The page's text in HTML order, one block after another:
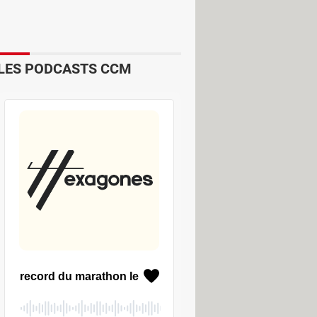
ou symboles, accessibles de
le symbole en haut à gauche ;
demande un peu de
et bien plus rapide à la saisie
de recherche, comme celle de
bien qu'elle date de 2013, nous
PODCASTS CCM